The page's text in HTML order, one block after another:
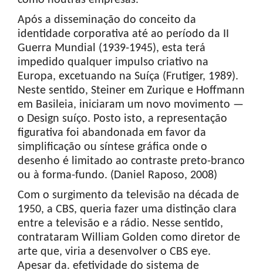
Após a disseminação do conceito da
identidade corporativa até ao período da II
Guerra Mundial (1939-1945), esta terá
impedido qualquer impulso criativo na
Europa, excetuando na Suíça (Frutiger, 1989).
Neste sentido, Steiner em Zurique e Hoffmann
em Basileia, iniciaram um novo movimento —
o Design suíço. Posto isto, a representação
figurativa foi abandonada em favor da
simplificação ou síntese gráfica onde o
desenho é limitado ao contraste preto-branco
ou à forma-fundo. (Daniel Raposo, 2008)
Com o surgimento da televisão na década de
1950, a CBS, queria fazer uma distinção clara
entre a televisão e a rádio. Nesse sentido,
contrataram William Golden como diretor de
arte que, viria a desenvolver o CBS eye.
Apesar da. efetividade do sistema de